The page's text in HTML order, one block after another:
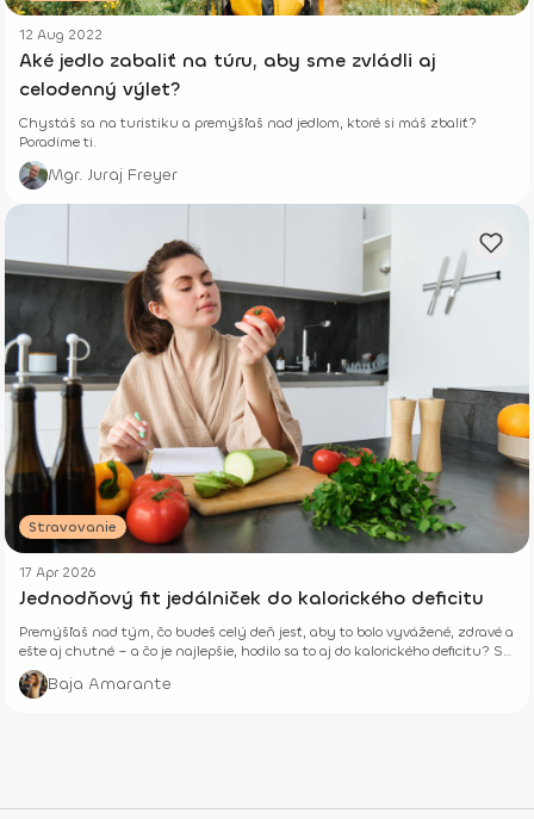
12 Aug 2022
Aké jedlo zabaliť na túru, aby sme zvládli aj
celodenný výlet?
Chystáš sa na turistiku a premýšľaš nad jedlom, ktoré si máš zbaliť?
Poradíme ti.
Mgr. Juraj Freyer
Stravovanie
17 Apr 2026
Jednodňový fit jedálniček do kalorického deficitu
Premýšľaš nad tým, čo budeš celý deň jesť, aby to bolo vyvážené, zdravé a
ešte aj chutné – a čo je najlepšie, hodilo sa to aj do kalorického deficitu? Si
tu správne.
Baja Amarante